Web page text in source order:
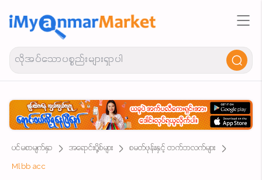
ပင်မစာမျက်နှာ အရောင်းပို့စ်များ
စမတ်ဖုန်းနှင့် တက်ဘလက်များ
Mlbb acc